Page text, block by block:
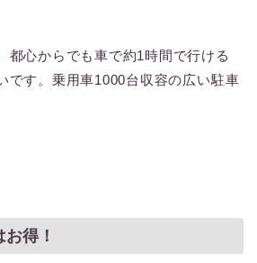
都心からでも車で約1時間で行ける
です。乗用車1000台収容の広い駐車
得！